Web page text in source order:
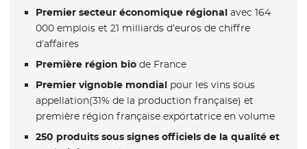
Premier secteur économique régionalavec 164
000 emplois et 21 milliards d’euros de chiffre
d’affaires
Première région biode France
Premier vignoble mondialpour les vins sous
appellation(31% de la production française) et
première région française exportatrice en volume
250 produits sous signes officiels de la qualité et